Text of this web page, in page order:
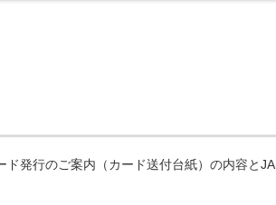
発行のご案内（カード送付台紙）の内容と